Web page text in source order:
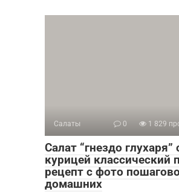
Салаты 0 1 829
Салат “гнездо глухаря”
курицей классический
рецепт с фото
домашних